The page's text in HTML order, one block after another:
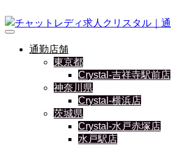
通勤店舗
東京都
Crystal-吉祥寺駅前店
神奈川県
Crystal-横浜店
茨城県
Crystal-水戸赤塚店
水戸駅店